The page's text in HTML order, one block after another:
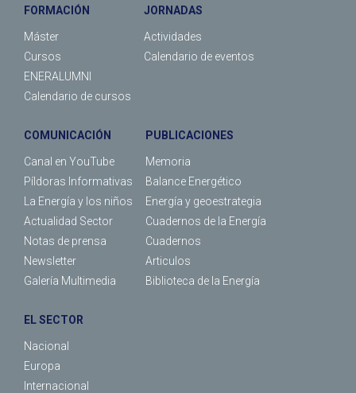
FORMACIÓN
Máster
Cursos
ENERALUMNI
Calendario de cursos
JORNADAS
Actividades
Calendario de eventos
COMUNICACIÓN
Canal en YouTube
Píldoras Informativas
La Energía y los niños
Actualidad Sector
Notas de prensa
Newsletter
Galería Multimedia
PUBLICACIONES
Memoria
Balance Energético
Energía y geoestrategia
Cuadernos de la Energía
Cuadernos
Articulos
Biblioteca de la Energía
EL SECTOR
Nacional
Europa
Internacional